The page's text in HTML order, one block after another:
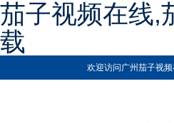
茄子视频在线,
载
欢迎访问广州茄子视频